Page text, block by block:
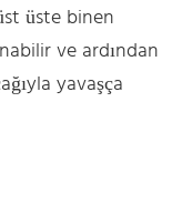
üste binen
ve ardından
yavaşça